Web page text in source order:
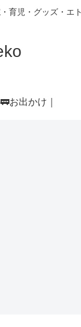
育児・グッズ・エ
🚃お出かけ｜